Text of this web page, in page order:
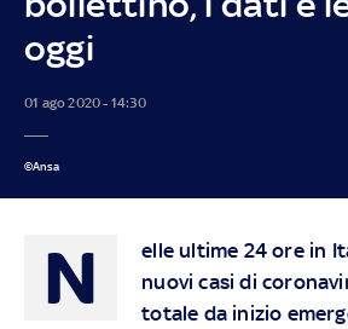
oggi
01 ago 2020 - 14:30
©Ansa
N
elle ultime 24 ore in
nuovi casi di
totale da inizio